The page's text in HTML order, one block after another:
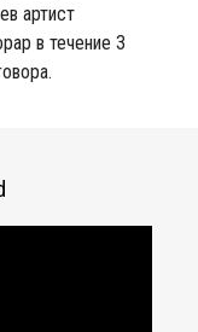
артист
в течение 3